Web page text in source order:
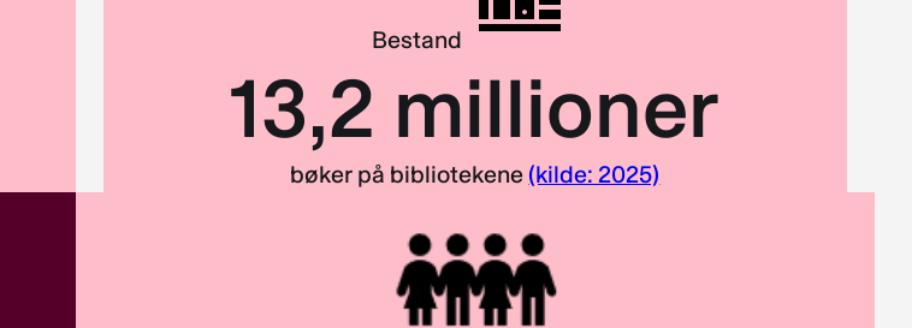
Bestand
13,2 millioner
bøker på bibliotekene (kilde: 2025)